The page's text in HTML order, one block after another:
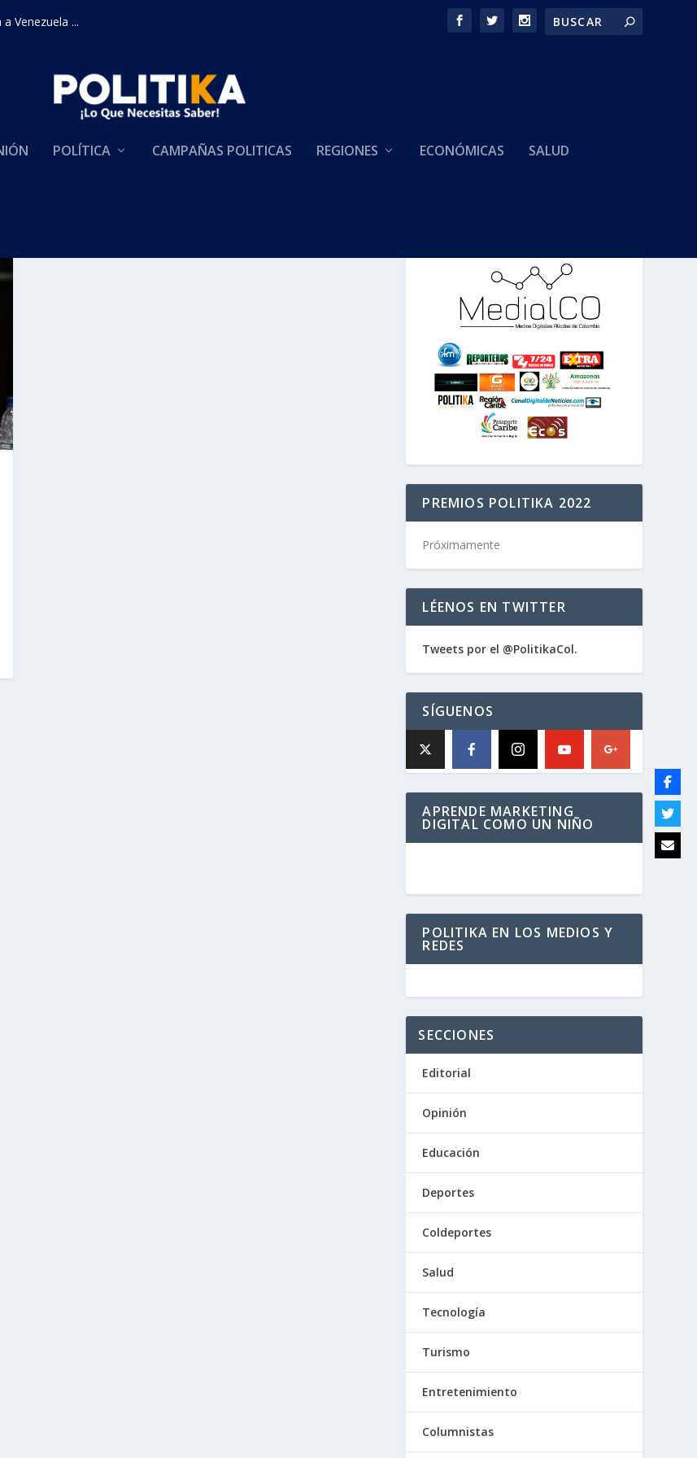
Venezuela ...
POLÍTICA CAMPAÑAS POLITICAS REGIONES ECONÓMICAS SALUD
A MADURO
PREMIOS POLITIKA 2022
Próximamente
LÉENOS EN TWITTER
Tweets por el @PolitikaCol.
SÍGUENOS
APRENDE MARKETING
DIGITAL COMO UN NIÑO
POLITIKA EN LOS MEDIOS Y
REDES
SECCIONES
Editorial
Opinión
Educación
Deportes
Coldeportes
Salud
Tecnología
Turismo
Entretenimiento
Columnistas